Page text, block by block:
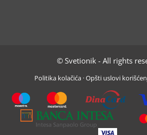
© Svetionik - All rights
Politika kolačića ·Opšti uslovi